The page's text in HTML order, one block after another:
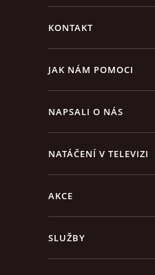
KONTAKT
JAK NÁM POMOCI
NAPSALI O NÁS
NATÁČENÍ V TELEVIZI
AKCE
SLUŽBY